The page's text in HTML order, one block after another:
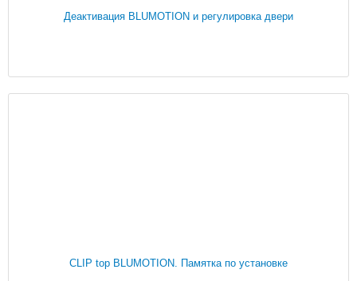
Деактивация BLUMOTION и регулировка двери
CLIP top BLUMOTION. Памятка по установке